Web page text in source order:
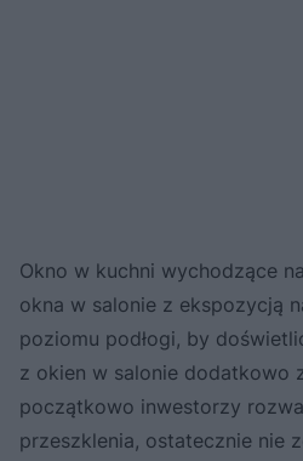
Okno w kuchni wychodzące
okna w salonie z ekspozycją
poziomu podłogi, by
z okien w salonie dodatkowo
początkowo inwestorzy
przeszklenia, ostatecznie nie